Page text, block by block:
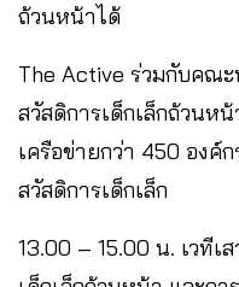
ถ้วนหน้าได้
The Active ร่วมกับคณ
สวัสดิการเด็กเล็กถ้วน
เครือข่ายกว่า 450 องค์
สวัสดิการเด็กเล็ก
13.00 – 15.00 น. เวทีเ